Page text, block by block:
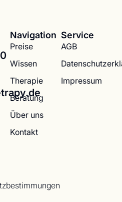
Navigation
Preise
Wissen
Therapie
Beratung
Über uns
Kontakt
Service
AGB
Impressum